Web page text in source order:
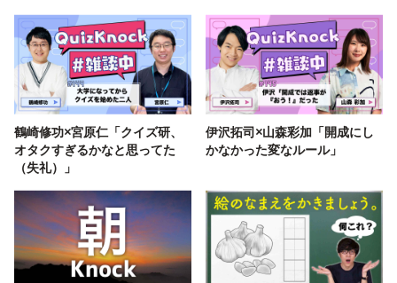
鶴崎修功×宮原仁「クイズ研、
オタクすぎるかなと思ってた
（失礼）」
伊沢拓司×山森彩加「開成にし
かなかった変なルール」